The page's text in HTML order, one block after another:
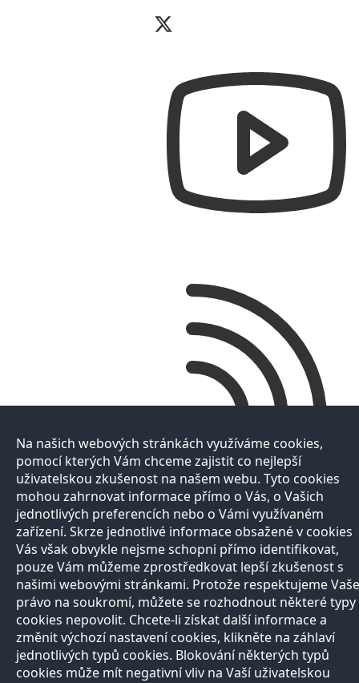
Na našich webových stránkách využíváme cookies,
pomocí kterých Vám chceme zajistit co nejlepší
uživatelskou zkušenost na našem webu. Tyto cookies
mohou zahrnovat informace přímo o Vás, o Vašich
jednotlivých preferencích nebo o Vámi využívaném
zařízení. Skrze jednotlivé informace obsažené v cookies
Vás však obvykle nejsme schopni přímo identifikovat,
pouze Vám můžeme zprostředkovat lepší zkušenost s
našimi webovými stránkami. Protože respektujeme Vaše
právo na soukromí, můžete se rozhodnout některé typy
cookies nepovolit. Chcete-li získat další informace a
změnit výchozí nastavení cookies, klikněte na záhlaví
jednotlivých typů cookies. Blokování některých typů
cookies může mít negativní vliv na Vaší uživatelskou